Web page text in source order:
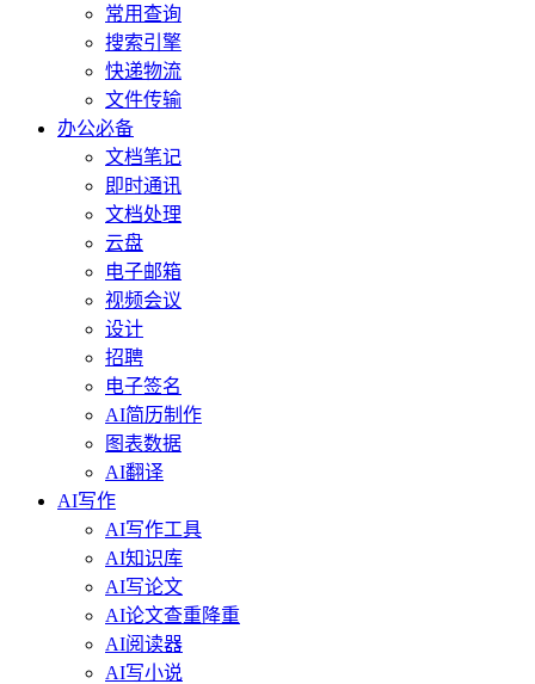
常用查询
搜索引擎
快递物流
文件传输
办公必备
文档笔记
即时通讯
文档处理
云盘
电子邮箱
视频会议
设计
招聘
电子签名
AI简历制作
图表数据
AI翻译
AI写作
AI写作工具
AI知识库
AI写论文
AI论文查重降重
AI阅读器
AI写小说